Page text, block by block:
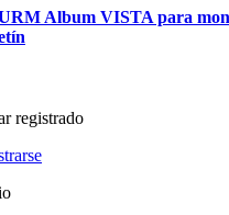
Album VISTA para
registrado